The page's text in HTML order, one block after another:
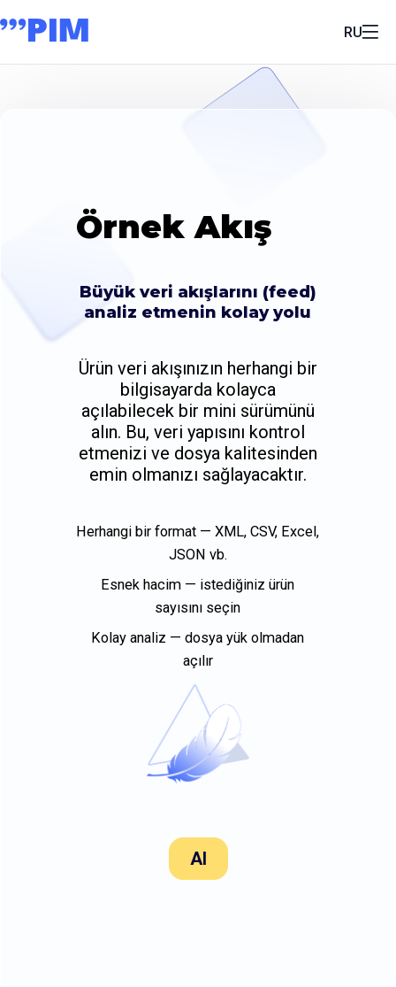
RU
Örnek Akış
Büyük veri akışlarını (feed)
analiz etmenin kolay yolu
Ürün veri akışınızın herhangi bir
bilgisayarda kolayca
açılabilecek bir mini sürümünü
alın. Bu, veri yapısını kontrol
etmenizi ve dosya kalitesinden
emin olmanızı sağlayacaktır.
Herhangi bir format — XML, CSV, Excel,
JSON vb.
Esnek hacim — istediğiniz ürün
sayısını seçin
Kolay analiz — dosya yük olmadan
açılır
Al